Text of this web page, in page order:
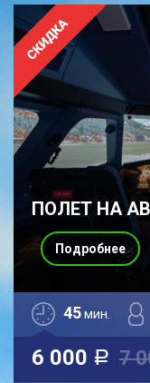
ПОЛЕТ НА
45мин.
6 000 a 7
Подробнее